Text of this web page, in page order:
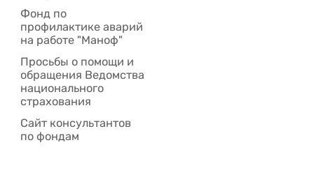
Фонд по
профилактике аварий
на работе "Маноф"
Просьбы о помощи и
обращения Ведомства
национального
страхования
Сайт консультантов
по фондам